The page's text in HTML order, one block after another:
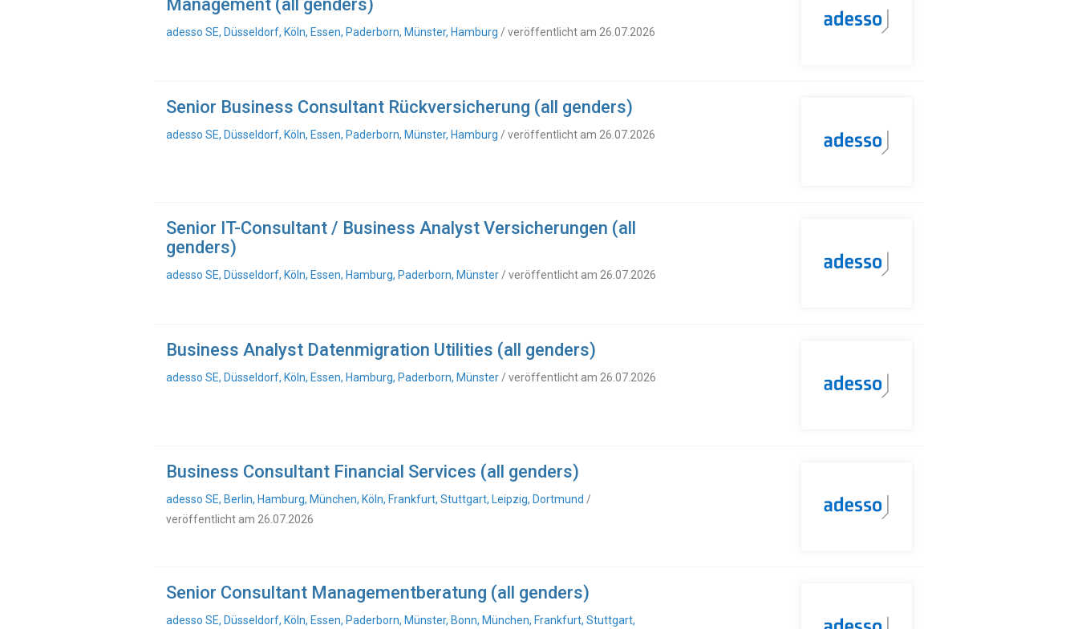
Management (all genders)
adesso SE, Düsseldorf, Köln, Essen, Paderborn, Münster, Hamburg / veröffentlicht am 26.07.2026
Senior Business Consultant Rückversicherung (all genders)
adesso SE, Düsseldorf, Köln, Essen, Paderborn, Münster, Hamburg / veröffentlicht am 26.07.2026
Senior IT-Consultant / Business Analyst Versicherungen (all
genders)
adesso SE, Düsseldorf, Köln, Essen, Hamburg, Paderborn, Münster/ veröffentlicht am 26.07.2026
Business Analyst Datenmigration Utilities (all genders)
adesso SE, Düsseldorf, Köln, Essen, Hamburg, Paderborn, Münster / veröffentlicht am 26.07.2026
Business Consultant Financial Services (all genders)
adesso SE, Berlin, Hamburg, München, Köln, Frankfurt, Stuttgart, Leipzig, Dortmund /
veröffentlicht am 26.07.2026
Senior Consultant Managementberatung (all genders)
adesso SE, Düsseldorf, Köln, Essen, Paderborn, Münster, Bonn, München, Frankfurt, Stuttgart,